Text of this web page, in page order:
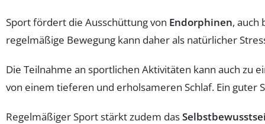
Sport fördert die Ausschüttung von Endorphinen, auch
regelmäßige Bewegung kann daher als natürlicher
Die Teilnahme an sportlichen Aktivitäten kann auch zu
von einem tieferen und erholsameren Schlaf. Ein guter
Regelmäßiger Sport stärkt zudem das